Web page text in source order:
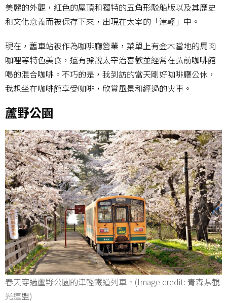
美麗的外觀，紅色的屋頂和獨特的五角形駁船版以及其歷史
和文化意義而被保存下來，出現在太宰的「津輕」中。
現在，舊車站被作為咖啡廳營業，菜單上有金木當地的馬肉
咖哩等特色美食，還有據說太宰治喜歡並經常在弘前咖啡館
喝的混合咖啡。不巧的是，我到訪的當天剛好咖啡廳公休，
我想坐在咖啡館享受咖啡，欣賞風景和經過的火車。
蘆野公園
春天穿過蘆野公園的津輕鐵道列車。(Image credit: 青森県観
光連盟)